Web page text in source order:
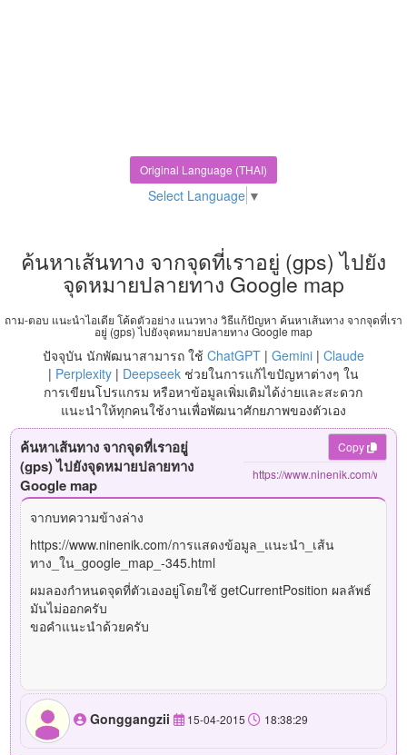
Original Language (THAI)
Select Language ▼
ค้นหาเส้นทาง จากจุดที่เราอยู่ (gps) ไปยัง
จุดหมายปลายทาง Google map
ถาม-ตอบ แนะนำไอเดีย โค้ดตัวอย่าง แนวทาง วิธีแก้ปัญหา ค้นหาเส้นทาง จากจุดที่เรา
อยู่ (gps) ไปยังจุดหมายปลายทาง Google map
ปัจจุบัน นักพัฒนาสามารถ ใช้ ChatGPT| Gemini| Claude
| Perplexity| Deepseekช่วยในการแก้ไขปัญหาต่างๆ ใน
การเขียนโปรแกรม หรือหาข้อมูลเพิ่มเติมได้ง่ายและสะดวก
แนะนำให้ทุกคนใช้งานเพื่อพัฒนาศักยภาพของตัวเอง
ค้นหาเส้นทาง จากจุดที่เราอยู่
(gps) ไปยังจุดหมายปลายทาง
Google map
Copy
จากบทความข้างล่าง
https://www.ninenik.com/การแสดงข้อมูล_แนะนำ_เส้น
ทาง_ใน_google_map_-345.html
ผมลองกำหนดจุดที่ตัวเองอยู่โดยใช้ getCurrentPosition ผลลัพธ์
มันไม่ออกครับ
ขอคำแนะนำด้วยครับ
Gonggangzii 15-04-2015 18:38:29